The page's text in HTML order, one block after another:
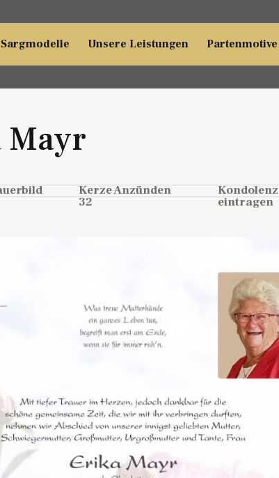
Sargmodelle Unsere Leistungen Partenmotive
Mayr
Kerze Anzünden
32
Kondolenz
eintragen